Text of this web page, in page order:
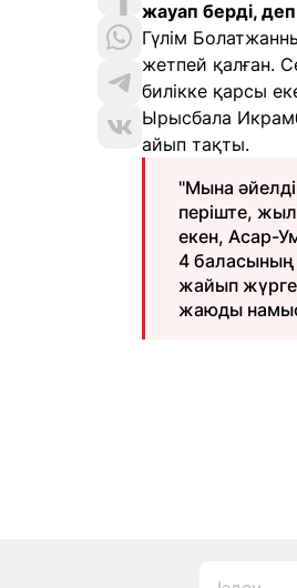
жауап берді,
Гүлім
жетпей қалған.
билікке қарсы
Ырысбала
айып тақты.
"Мына
періште,
екен, Асар-
4 баласының
жайып
жаюды намыс